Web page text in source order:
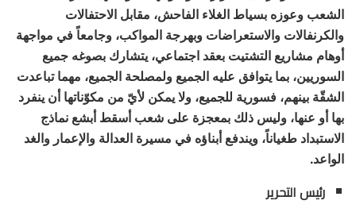
الشعب وعوزه بسياط الغلاء الفاحش، مقابل الاحتفالات
والكرنفالات والاستعراضات وبهرجة المواكب، وجامعاً في مواجهة
أوهام مشاريع التشتيت بعقد اجتماعي، يتشارك بصوغه جميع
السوريين، بما يتوافق عليه الجميع ولمصلحة الجميع، مهما تباعدت
الشقّة بينهم، فسورية للجميع، ولا يمكن لأيّ من مكوّناتها أن ينفرد
بها أو عنها، وليس ذلك بمعجزة على شعب أسقط أبشع نماذج
الاستبداد طغياناً، ويندفع أبناؤه في مسيرة العدالة والإعمار والغد
الواعد.
رئيس التحرير